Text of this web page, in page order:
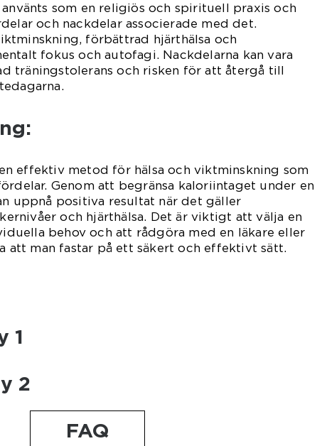
som en religiös och spirituell praxis och
och nackdelar associerade med det.
förbättrad hjärthälsa och
fokus och autofagi. Nackdelarna kan vara
träningstolerans och risken för att återgå till
effektiv metod för hälsa och viktminskning som
Genom att begränsa kaloriintaget under en
uppnå positiva resultat när det gäller
och hjärthälsa. Det är viktigt att välja en
behov och att rådgöra med en läkare eller
att man fastar på ett säkert och effektivt sätt.
1
2
FAQ